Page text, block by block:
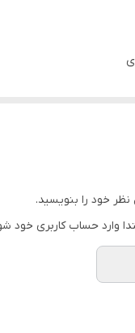
ای)
خود را بنویسید.
وارد حساب کاربری خود